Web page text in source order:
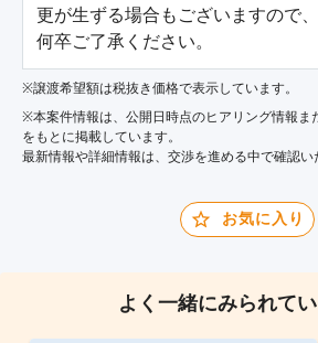
更が生ずる場合もございますので、
何卒ご了承ください。
※譲渡希望額は税抜き価格で表示しています。
※本案件情報は、公開日時点のヒアリング情報ま
をもとに掲載しています。
最新情報や詳細情報は、交渉を進める中で確認い
お気に入り
よく一緒にみられて